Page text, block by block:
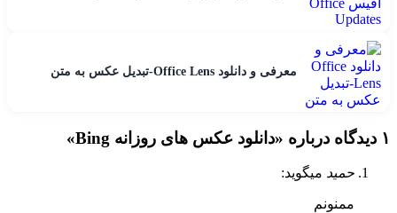
معرفی و دانلود Office Lens-تبدیل عکس به متن
۱ دیدگاه درباره « دانلود عکس های روزانه Bing »
حمید میگوید:
ممنونم